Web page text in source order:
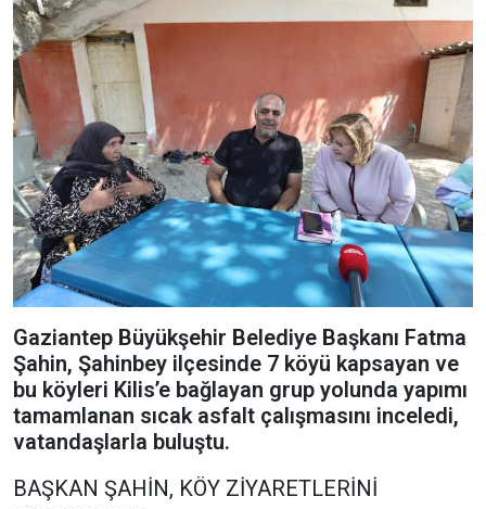
Gaziantep Büyükşehir Belediye Başkanı Fatma
Şahin, Şahinbey ilçesinde 7 köyü kapsayan ve
bu köyleri Kilis’e bağlayan grup yolunda yapımı
tamamlanan sıcak asfalt çalışmasını inceledi,
vatandaşlarla buluştu.
BAŞKAN ŞAHİN, KÖY ZİYARETLERİNİ